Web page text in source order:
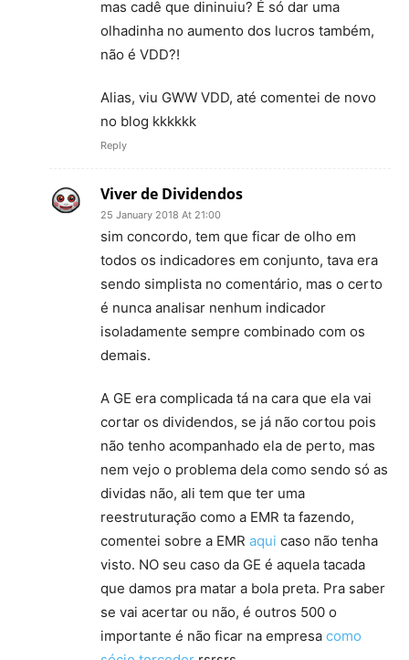
mas cadê que dininuiu? É só dar uma
olhadinha no aumento dos lucros também,
não é VDD?!
Alias, viu GWW VDD, até comentei de novo
no blog kkkkkk
Reply
Viver de Dividendos
25 January 2018 At 21:00
sim concordo, tem que ficar de olho em
todos os indicadores em conjunto, tava era
sendo simplista no comentário, mas o certo
é nunca analisar nenhum indicador
isoladamente sempre combinado com os
demais.
A GE era complicada tá na cara que ela vai
cortar os dividendos, se já não cortou pois
não tenho acompanhado ela de perto, mas
nem vejo o problema dela como sendo só as
dividas não, ali tem que ter uma
reestruturação como a EMR ta fazendo,
comentei sobre a EMR aqui caso não tenha
visto. NO seu caso da GE é aquela tacada
que damos pra matar a bola preta. Pra saber
se vai acertar ou não, é outros 500 o
importante é não ficar na empresa como